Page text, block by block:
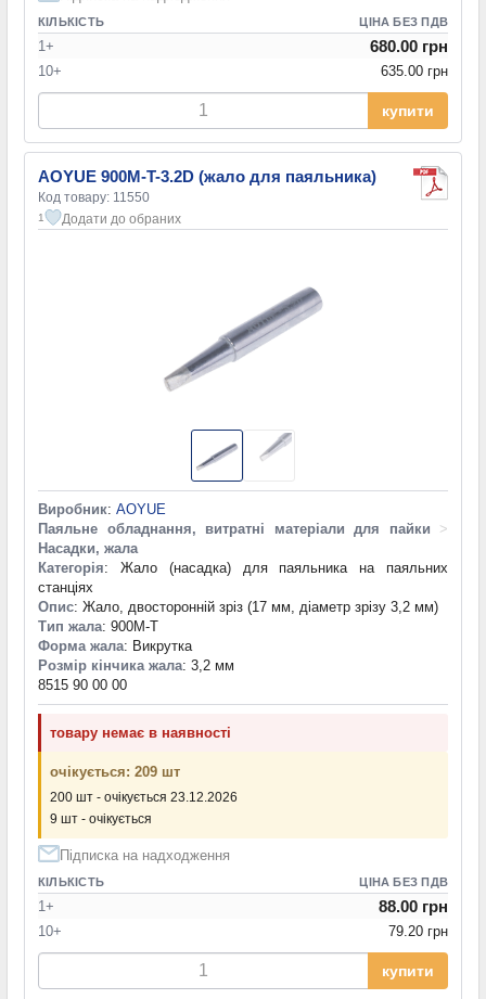
КІЛЬКІСТЬ ЦІНА БЕЗ ПДВ
1+ 680.00 грн
10+ 635.00 грн
купити
AOYUE 900M-T-3.2D (жало для паяльника)
Код товару: 11550
1 Додати до обраних
Виробник: AOYUE
Паяльне обладнання, витратні матеріали для пайки
>
Насадки, жала
Категорія: Жало (насадка) для паяльника на паяльних
станціях
Опис: Жало, двосторонній зріз (17 мм, діаметр зрізу 3,2 мм)
Тип жала: 900M-T
Форма жала: Викрутка
Розмір кінчика жала: 3,2 мм
8515 90 00 00
товару немає в наявності
очікується: 209 шт
200 шт - очікується 23.12.2026
9 шт - очікується
Підписка на надходження
КІЛЬКІСТЬ ЦІНА БЕЗ ПДВ
1+ 88.00 грн
10+ 79.20 грн
купити